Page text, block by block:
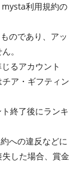
利用規約の
のであり、アッ
。
るアカウント
チア・ギフティン
終了後にランキ
への違反などに
した場合、賞金